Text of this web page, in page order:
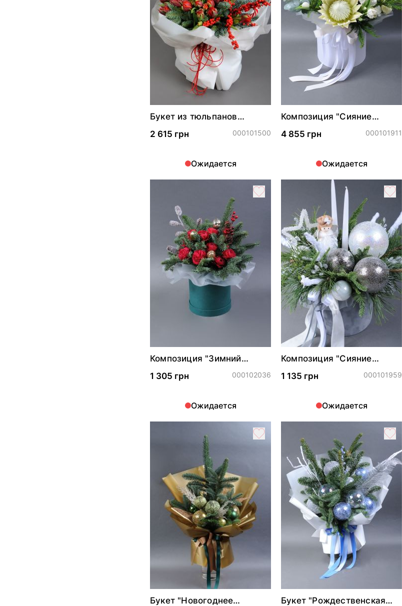
Букет из тюльпанов
2 615 грн
000101500
Ожидается
Композиция "Сияние
4 855 грн
000101911
Ожидается
Композиция "Зимний
1 305 грн
000102036
Ожидается
Композиция "Сияние
1 135 грн
000101959
Ожидается
Букет "Новогоднее
Букет "Рождественская